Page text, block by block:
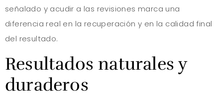
señalado y acudir a las revisiones marca una
diferencia real en la recuperación y en la calidad final
del resultado.
Resultados naturales y
duraderos